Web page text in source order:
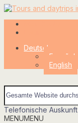
Deutsch
Español
English
Telefonische Auskunft
MENUMENU